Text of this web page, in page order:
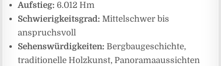
Aufstieg: 6.012 Hm
Schwierigkeitsgrad: Mittelschwer bis
anspruchsvoll
Sehenswürdigkeiten: Bergbaugeschichte,
traditionelle Holzkunst, Panoramaaussichten